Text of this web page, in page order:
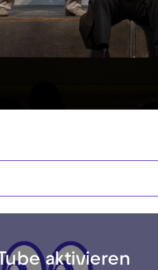
aktivieren